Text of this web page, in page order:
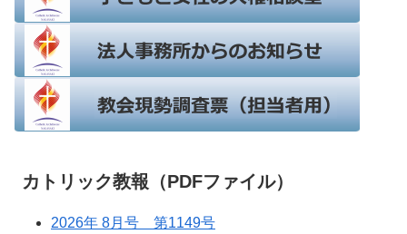
カトリック教報（PDFファイル）
2026年 8月号 第1149号